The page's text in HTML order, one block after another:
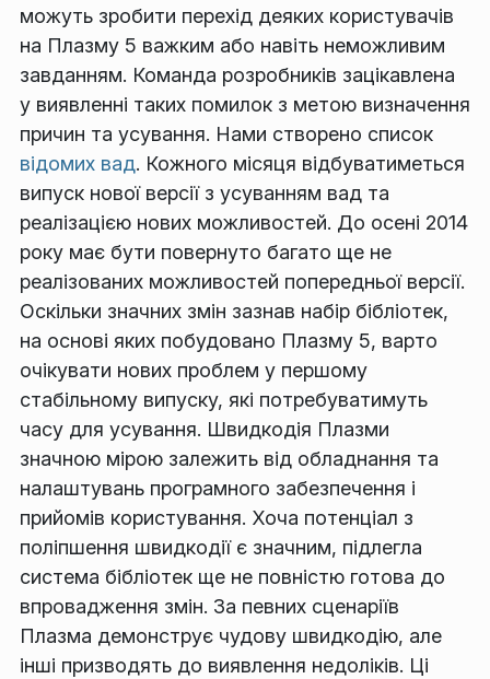
можуть зробити перехід деяких користувачів
на Плазму 5 важким або навіть неможливим
завданням. Команда розробників зацікавлена
у виявленні таких помилок з метою визначення
причин та усування. Нами створено список
відомих вад. Кожного місяця відбуватиметься
випуск нової версії з усуванням вад та
реалізацією нових можливостей. До осені 2014
року має бути повернуто багато ще не
реалізованих можливостей попередньої версії.
Оскільки значних змін зазнав набір бібліотек,
на основі яких побудовано Плазму 5, варто
очікувати нових проблем у першому
стабільному випуску, які потребуватимуть
часу для усування. Швидкодія Плазми
значною мірою залежить від обладнання та
налаштувань програмного забезпечення і
прийомів користування. Хоча потенціал з
поліпшення швидкодії є значним, підлегла
система бібліотек ще не повністю готова до
впровадження змін. За певних сценаріїв
Плазма демонструє чудову швидкодію, але
інші призводять до виявлення недоліків. Ці